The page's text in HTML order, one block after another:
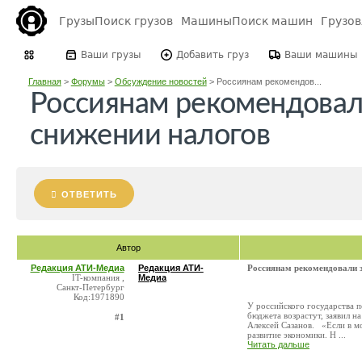
ГрузыПоиск грузов МашиныПоиск машин
Ваши грузы Добавить груз Ваши машины
Главная> Форумы> Обсуждение новостей> Россиянам рекомендов...
Россиянам
снижении налогов
ОТВЕТИТЬ
Автор
Редакция АТИ-Медиа
IT-компания ,
Санкт-Петербург
Код:1971890
#1
Редакция АТИ-
Медиа
Россиянам рекомендовали
У российского государства
бюджета возрастут, заявил
Алексей Сазанов. «Если в
развитие экономики. Н ...
Читать дальше